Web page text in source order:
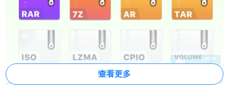
支持 rar, zip, 7z, tar, gz, bz2, iso, xz, lzma, apk, lz4 等超过 20
查看更多